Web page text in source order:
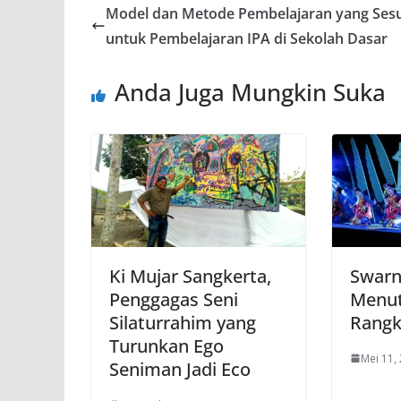
Model dan Metode Pembelajaran yang
untuk Pembelajaran IPA di Sekolah Dasar
Anda Juga Mungkin Suka
Ki Mujar Sangkerta,
Penggagas Seni
Silaturrahim yang
Turunkan Ego
Seniman Jadi Eco
Mei 11,